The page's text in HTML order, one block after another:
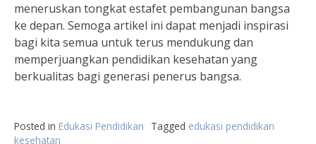
meneruskan tongkat estafet pembangunan bangsa
ke depan. Semoga artikel ini dapat menjadi inspirasi
bagi kita semua untuk terus mendukung dan
memperjuangkan pendidikan kesehatan yang
berkualitas bagi generasi penerus bangsa.
Posted in Edukasi Pendidikan Tagged edukasi pendidikan
kesehatan